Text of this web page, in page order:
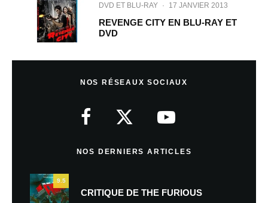
DVD ET BLU-RAY · 17 JANVIER 2013
REVENGE CITY EN BLU-RAY ET
DVD
NOS RÉSEAUX SOCIAUX
NOS DERNIERS ARTICLES
9.5
CRITIQUE DE THE FURIOUS